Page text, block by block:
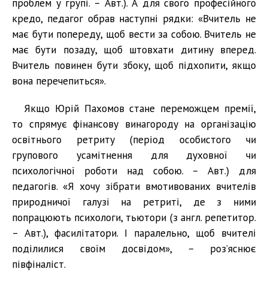
проблем у групі. – Авт.). А для свого професійного
кредо, педагог обрав наступні рядки: «Вчитель не
має бути попереду, щоб вести за собою. Вчитель не
має бути позаду, щоб штовхати дитину вперед.
Вчитель повинен бути збоку, щоб підхопити, якщо
вона перечепиться».
Якщо Юрій Пахомов стане переможцем премії,
то спрямує фінансову винагороду на організацію
освітнього ретриту (період особистого чи
групового усамітнення для духовної чи
психологічної роботи над собою. – Авт.) для
педагогів. «Я хочу зібрати вмотивованих вчителів
природничої галузі на ретриті, де з ними
попрацюють психологи, тьютори (з англ. репетитор.
– Авт.), фасилітатори. І паралельно, щоб вчителі
поділилися своїм досвідом», – роз’яснює
півфіналіст.